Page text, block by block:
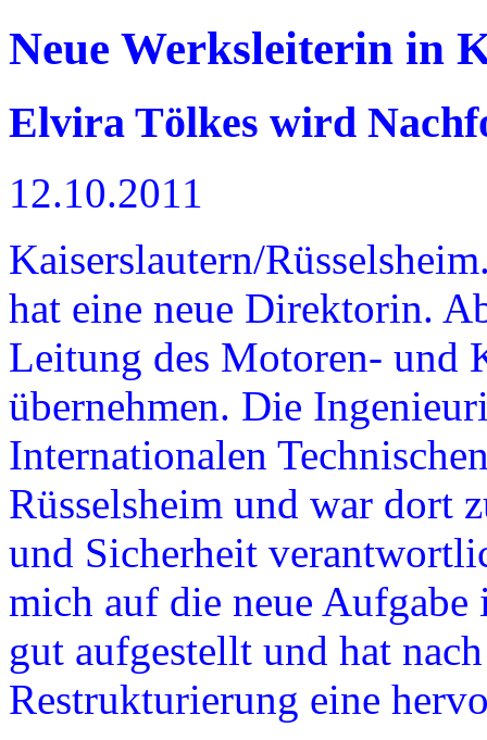
Neue Werksleiterin in
Elvira Tölkes wird
12.10.2011
Kaiserslautern/
hat eine neue Direktorin.
Leitung des Motoren- und
übernehmen. Die
Internationalen
Rüsselsheim und war dort
und Sicherheit
mich auf die neue
gut aufgestellt und hat
Restrukturierung eine